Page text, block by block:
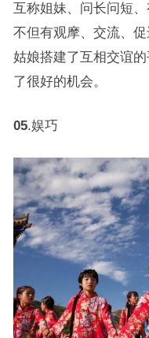
互称姐妹、问长问短
不但有观摩、交流、
姑娘搭建了互相交谊
了很好的机会。
05.娱巧